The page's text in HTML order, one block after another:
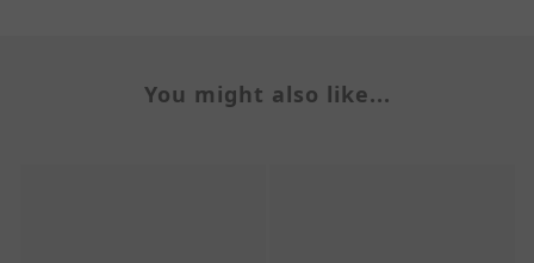
You might also like...